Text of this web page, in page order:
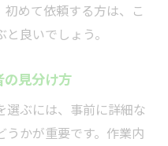
めて依頼する方は、こ
良いでしょう。
の見分け方
選ぶには、事前に詳細な
うかが重要です。作業内